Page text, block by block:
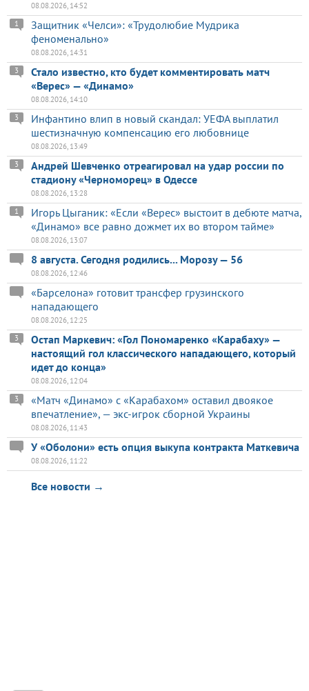
08.08.2026, 14:52
Защитник «Челси»: «Трудолюбие Мудрика
феноменально»
1
08.08.2026, 14:31
Стало известно, кто будет комментировать матч
«Верес» — «Динамо»
3
08.08.2026, 14:10
Инфантино влип в новый скандал: УЕФА выплатил
шестизначную компенсацию его любовнице
3
08.08.2026, 13:49
Андрей Шевченко отреагировал на удар россии по
стадиону «Черноморец» в Одессе
3
08.08.2026, 13:28
Игорь Цыганик: «Если «Верес» выстоит в дебюте матча,
«Динамо» все равно дожмет их во втором тайме»
1
08.08.2026, 13:07
8 августа. Сегодня родились... Морозу — 56
08.08.2026, 12:46
«Барселона» готовит трансфер грузинского
нападающего
08.08.2026, 12:25
Остап Маркевич: «Гол Пономаренко «Карабаху» —
настоящий гол классического нападающего, который
идет до конца»
3
08.08.2026, 12:04
«Матч «Динамо» с «Карабахом» оставил двоякое
впечатление», — экс-игрок сборной Украины
3
08.08.2026, 11:43
У «Оболони» есть опция выкупа контракта Маткевича
08.08.2026, 11:22
Все новости →